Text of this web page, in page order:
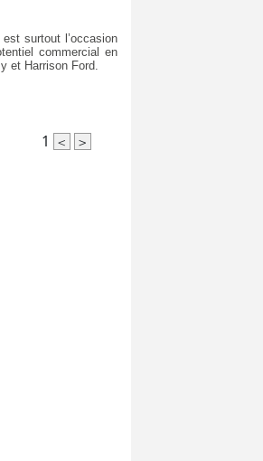
surtout l’occasion
commercial en
et Harrison Ford.
1 < >